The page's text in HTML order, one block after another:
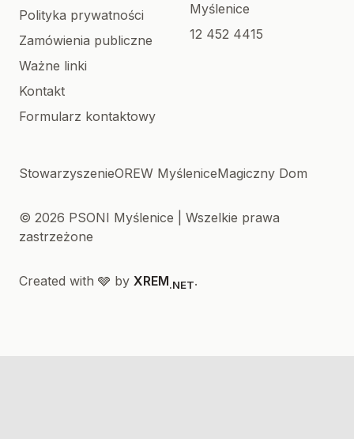
Polityka prywatności
Zamówienia publiczne
Ważne linki
Kontakt
Formularz kontaktowy
Myślenice
12 452 4415
StowarzyszenieOREW MyśleniceMagiczny Dom
© 2026 PSONI Myślenice | Wszelkie prawa
zastrzeżone
Created with 🩶 by XREM.NET.